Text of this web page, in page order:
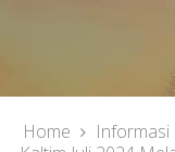
Home Informasi